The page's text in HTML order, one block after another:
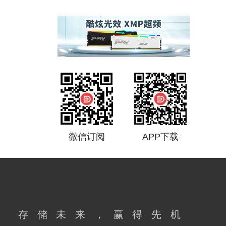
微信订阅 APP下载
存储未来，赢得先机